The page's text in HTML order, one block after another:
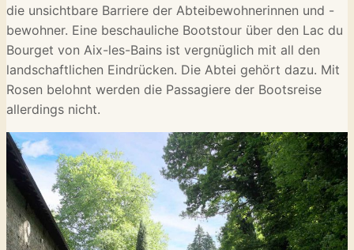
die unsichtbare Barriere der Abteibewohnerinnen und -
bewohner. Eine beschauliche Bootstour über den Lac du
Bourget von Aix-les-Bains ist vergnüglich mit all den
landschaftlichen Eindrücken. Die Abtei gehört dazu. Mit
Rosen belohnt werden die Passagiere der Bootsreise
allerdings nicht.